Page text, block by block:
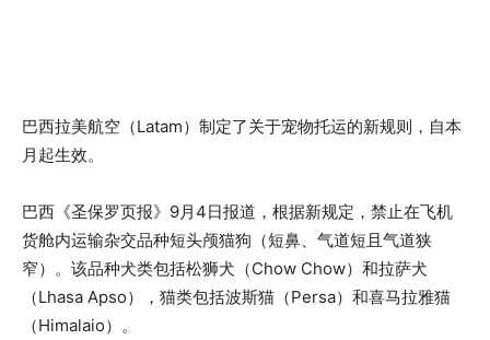
巴西拉美航空（Latam）制定了关于宠物托运的新规则，自本
月起生效。
巴西《圣保罗页报》9月4日报道，根据新规定，禁止在飞机
货舱内运输杂交品种短头颅猫狗（短鼻、气道短且气道狭
窄）。该品种犬类包括松狮犬（Chow Chow）和拉萨犬
（Lhasa Apso），猫类包括波斯猫（Persa）和喜马拉雅猫
（Himalaio）。